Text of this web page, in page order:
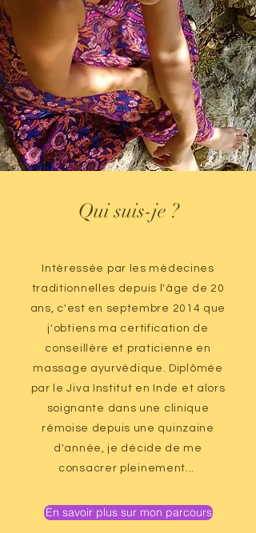
Qui suis-je ?
Intéressée par les médecines
traditionnelles depuis l'âge de 20
ans, c'est en septembre 2014 que
j'obtiens ma certification de
conseillère et praticienne en
massage ayurvédique. Diplômée
par le Jiva Institut en Inde et alors
soignante dans une clinique
rémoise depuis une quinzaine
d'année, je décide de me
consacrer pleinement...
En savoir plus sur mon parcours